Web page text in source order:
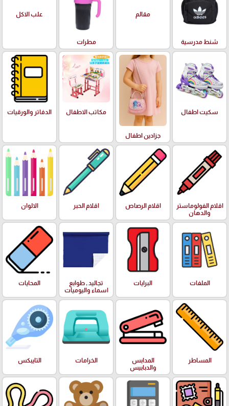
شنط مدرسية
مقالم
مطرات
علب الاكل
سكيت اطفال
جزادين اطفال
مكاتب الاطفال الدفاتر والورقيات
اقلام الفولوماستر
والدهان
اقلام الرصاص اقلام الحبر الالوان
الملفات البرايات
تجاليد , طوابع
اسماء واليوميات
المحايات
المساطر
المدابس
والدبابيس
الخرامات التايبكس